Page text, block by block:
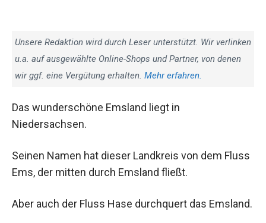
Unsere Redaktion wird durch Leser unterstützt. Wir verlinken
u.a. auf ausgewählte Online-Shops und Partner, von denen
wir ggf. eine Vergütung erhalten. Mehr erfahren.
Das wunderschöne Emsland liegt in
Niedersachsen.
Seinen Namen hat dieser Landkreis von dem Fluss
Ems, der mitten durch Emsland fließt.
Aber auch der Fluss Hase durchquert das Emsland.